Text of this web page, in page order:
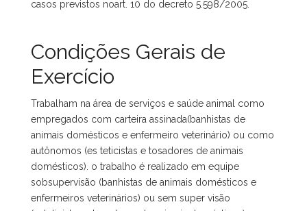
casos previstos noart. 10 do decreto 5.598/2005.
Condições Gerais de
Exercício
Trabalham na área de serviços e saúde animal como
empregados com carteira assinada(banhistas de
animais domésticos e enfermeiro veterinário) ou como
autônomos (es teticistas e tosadores de animais
domésticos). o trabalho é realizado em equipe
sobsupervisão (banhistas de animais domésticos e
enfermeiros veterinários) ou sem super visão